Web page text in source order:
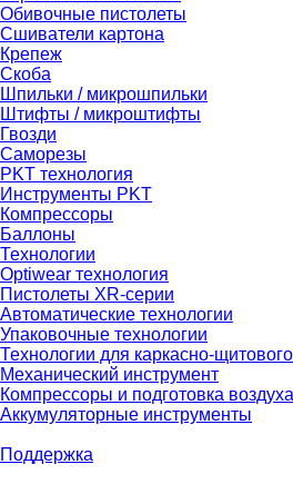
Обивочные пистолеты
Сшиватели картона
Крепеж
Скоба
Шпильки / микрошпильки
Штифты / микроштифты
Гвозди
Саморезы
PKT технология
Инструменты PKT
Компрессоры
Баллоны
Технологии
Optiwear технология
Пистолеты XR-серии
Автоматические технологии
Упаковочные технологии
Технологии для каркасно-
Механический инструмент
Компрессоры и подготовка воздуха
Аккумуляторные инструменты
Поддержка